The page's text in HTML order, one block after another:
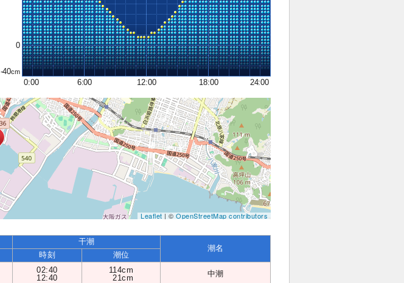
0
-40
0:00
6:00 12:00 18:00 24:00
Leaflet| ©OpenStreetMap contributors
干潮
潮名
時刻 潮位
02:40
12:40
114cm
21cm
中潮